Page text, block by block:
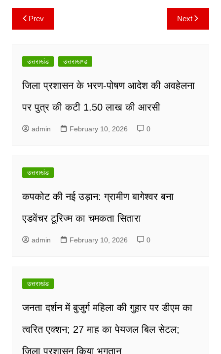
Post
navigation
Prev Next
उत्तराखंड उत्तराखण्ड
जिला प्रशासन के भरण-पोषण आदेश की अवहेलना
पर पुत्र की कटी 1.50 लाख की आरसी
admin February 10, 2026 0
उत्तराखंड
कपकोट की नई उड़ान: ग्रामीण बागेश्वर बना
एडवेंचर टूरिज्म का चमकता सितारा
admin February 10, 2026 0
उत्तराखंड
जनता दर्शन में बुजुर्ग महिला की गुहार पर डीएम का
त्वरित एक्शन; 27 माह का पेयजल बिल सेटल;
जिला प्रशासन किया भुगतान